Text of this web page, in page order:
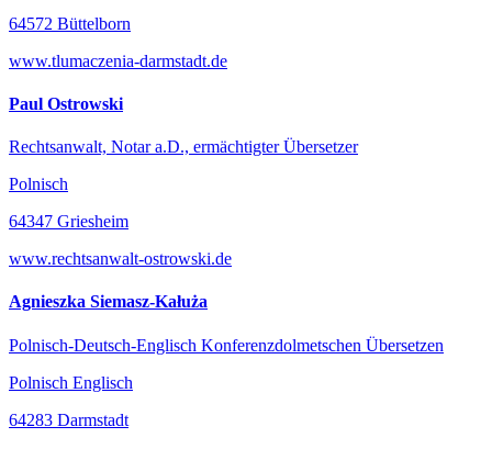
64572 Büttelborn
www.tlumaczenia-darmstadt.de
Paul Ostrowski
Rechtsanwalt, Notar a.D., ermächtigter Übersetzer
Polnisch
64347 Griesheim
www.rechtsanwalt-ostrowski.de
Agnieszka Siemasz-Kałuża
Polnisch-Deutsch-Englisch Konferenzdolmetschen Übersetzen
Polnisch Englisch
64283 Darmstadt